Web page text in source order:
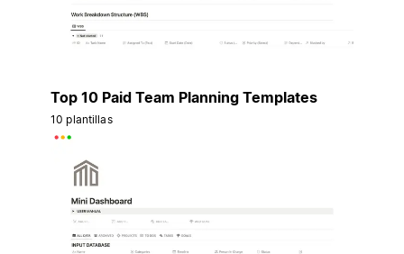
Top 10 Paid Team Planning Templates
10 plantillas